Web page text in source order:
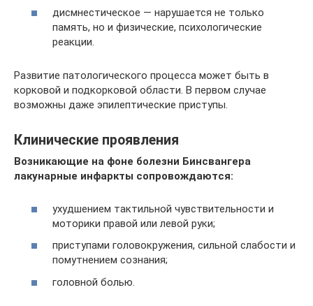
дисмнестическое — нарушается не только
память, но и физические, психологические
реакции.
Развитие патологического процесса может быть в
корковой и подкорковой области. В первом случае
возможны даже эпилептические приступы.
Клинические проявления
Возникающие на фоне болезни Бинсвангера
лакунарные инфаркты сопровождаются:
ухудшением тактильной чувствительности и
моторики правой или левой руки;
приступами головокружения, сильной слабости и
помутнением сознания;
головной болью.